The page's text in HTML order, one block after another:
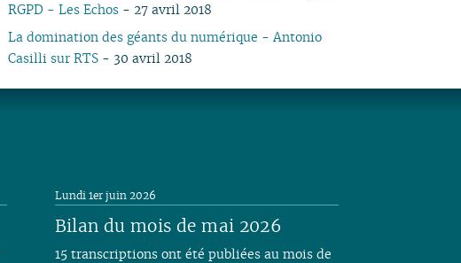
RGPD - Les Echos - 27 avril 2018
La domination des géants du numérique - Antonio
Casilli sur RTS - 30 avril 2018
Bilan du mois de mai 2026
Lundi 1er juin 2026
15 transcriptions ont été publiées au mois de